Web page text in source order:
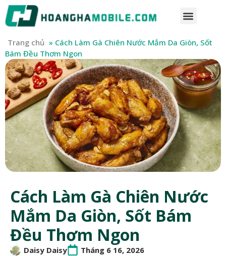
Trang chủ » Cách Làm Gà Chiên Nước Mắm Da Giòn, Sốt
Bám Đều Thơm Ngon
Cách Làm Gà Chiên Nước
Mắm Da Giòn, Sốt Bám
Đều Thơm Ngon
Daisy Daisy Tháng 6 16, 2026